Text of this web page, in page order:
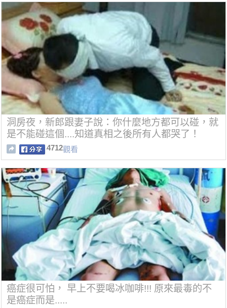
洞房夜，新郎跟妻子說：你什麼地方都可以碰，就
是不能碰這個....知道真相之後所有人都哭了！
4712觀看
癌症很可怕， 早上不要喝冰咖啡!!! 原來最毒的不
是癌症而是.....